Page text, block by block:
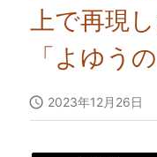
上で再現
「よゆう
 2023年12月26日